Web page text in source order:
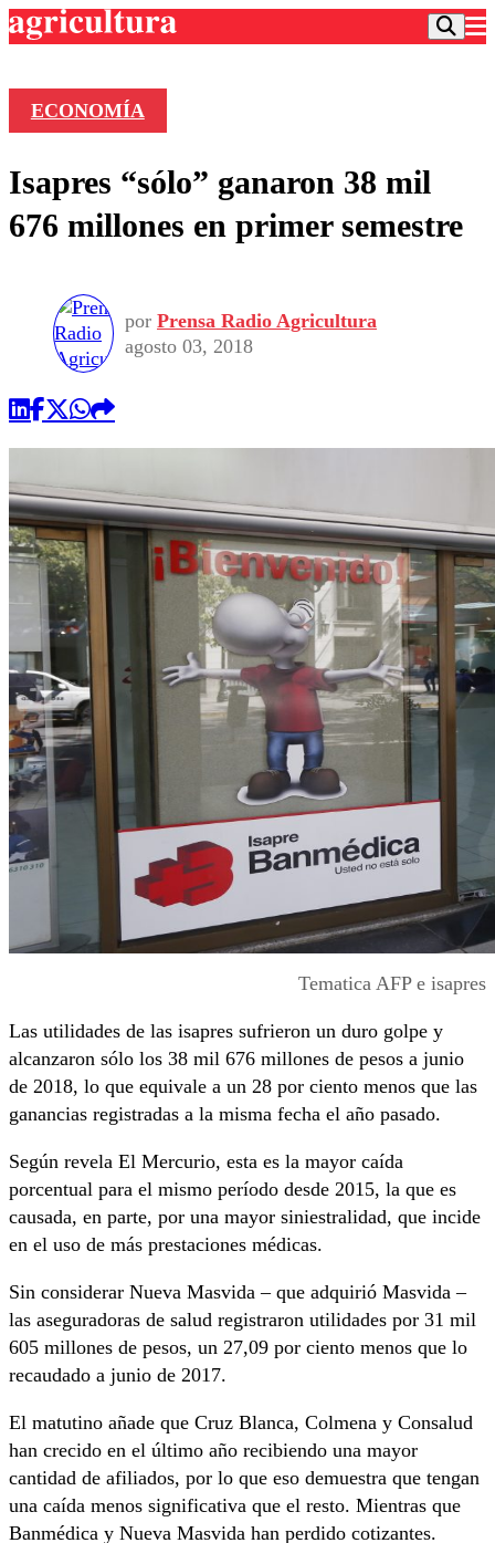
Frecuencias
Deportes
Motor
Otros Deportes
Universidad Católica
Dato Practico
Política
Vida Social
Publicaciones en medios
ECONOMÍA
Isapres “sólo” ganaron 38 mil
676 millones en primer semestre
por Prensa Radio Agricultura
agosto 03, 2018
Tematica AFP e isapres
Las utilidades de las isapres sufrieron un duro golpe y
alcanzaron sólo los 38 mil 676 millones de pesos a junio
de 2018, lo que equivale a un 28 por ciento menos que las
ganancias registradas a la misma fecha el año pasado.
Según revela El Mercurio, esta es la mayor caída
porcentual para el mismo período desde 2015, la que es
causada, en parte, por una mayor siniestralidad, que incide
en el uso de más prestaciones médicas.
Sin considerar Nueva Masvida – que adquirió Masvida –
las aseguradoras de salud registraron utilidades por 31 mil
605 millones de pesos, un 27,09 por ciento menos que lo
recaudado a junio de 2017.
El matutino añade que Cruz Blanca, Colmena y Consalud
han crecido en el último año recibiendo una mayor
cantidad de afiliados, por lo que eso demuestra que tengan
una caída menos significativa que el resto. Mientras que
Banmédica y Nueva Masvida han perdido cotizantes.